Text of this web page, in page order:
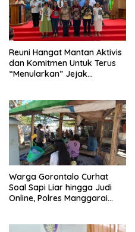
Reuni Hangat Mantan Aktivis
dan Komitmen Untuk Terus
“Menularkan” Jejak
Warga Gorontalo Curhat
Soal Sapi Liar hingga Judi
Online, Polres Manggarai